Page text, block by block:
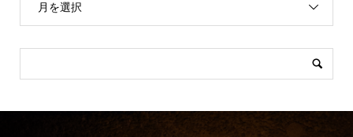
月を選択